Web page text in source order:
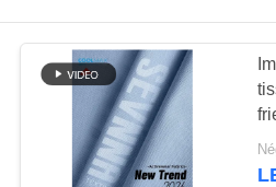
PRODUITS
SHOW
Tissu
vêtements